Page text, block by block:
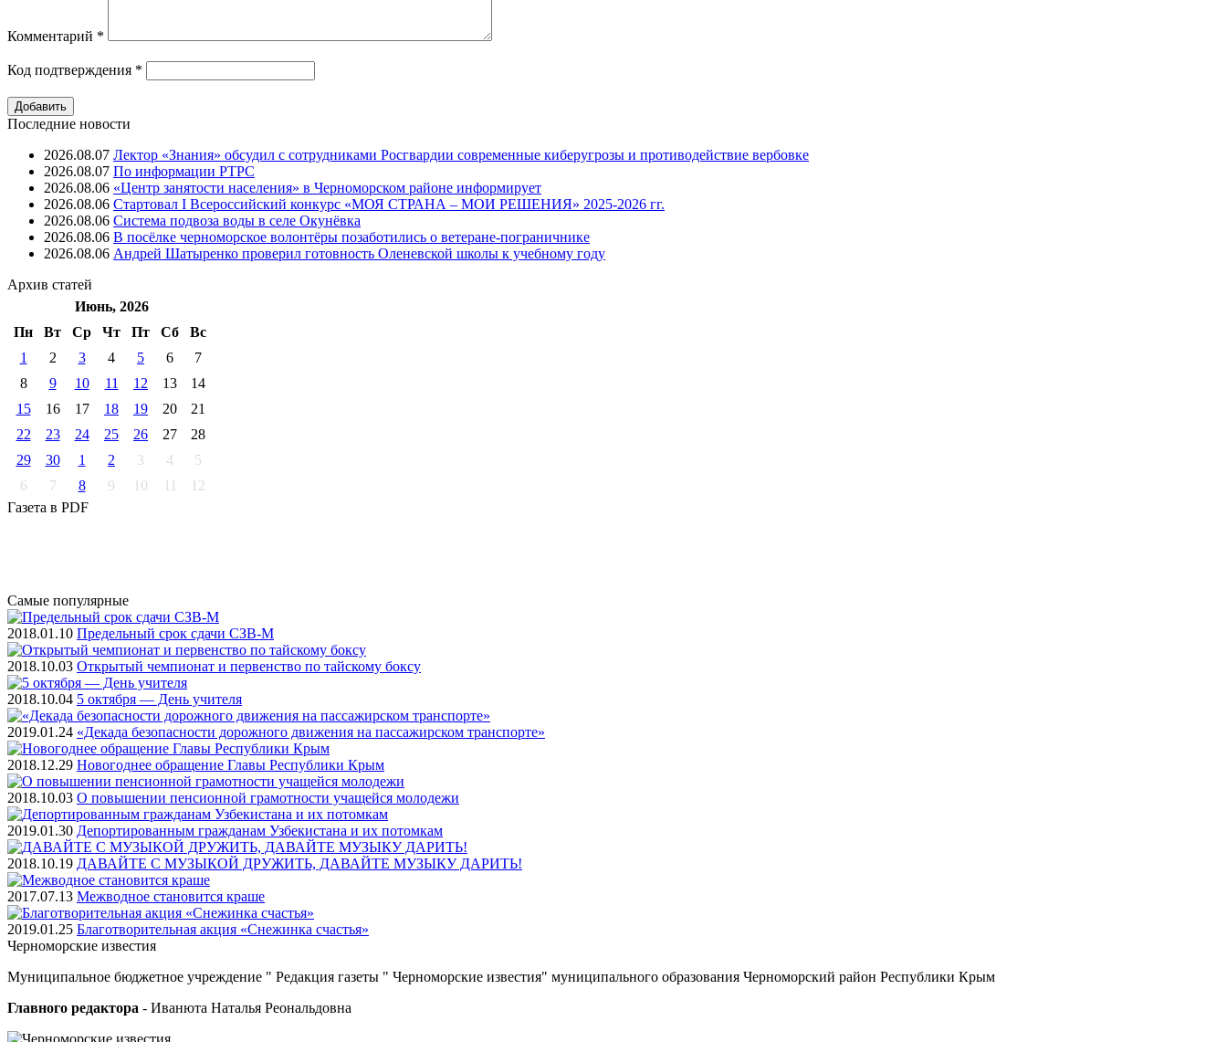
Комментарий *
Код подтверждения *
Последние новости
2026.08.07 Лектор «Знания» обсудил с сотрудниками Росгвардии современные киберугрозы и противодействие вербовке
2026.08.07 ⁠По информации РТРС
2026.08.06 «Центр занятости населения» в Черноморском районе информирует
2026.08.06 Стартовал I Всероссийский конкурс «МОЯ СТРАНА – МОИ РЕШЕНИЯ» 2025-2026 гг.
2026.08.06 Система подвоза воды в селе Окунёвка
2026.08.06 В посёлке черноморское волонтёры позаботились о ветеране-пограничнике
2026.08.06 Андрей Шатыренко проверил готовность Оленевской школы к учебному году
Архив статей
Июнь, 2026
Пн
Вт Ср Чт Пт Cб
Вс
1
2 3 4 5 6
7
8
9 10 11 12 13
14
15
16 17 18 19 20
21
22
23 24 25 26 27
28
29
30 1 2 3 4
5
6
7 8 9 10 11
12
Газета в PDF
Самые популярные
2018.01.10 Предельный срок сдачи СЗВ-М
2018.10.03 Открытый чемпионат и первенство по тайскому боксу
2018.10.04 5 октября — День учителя
2019.01.24 «Декада безопасности дорожного движения на пассажирском транспорте»
2018.12.29 Новогоднее обращение Главы Республики Крым
2018.10.03 О повышении пенсионной грамотности учащейся молодежи
2019.01.30 Депортированным гражданам Узбекистана и их потомкам
2018.10.19 ДАВАЙТЕ С МУЗЫКОЙ ДРУЖИТЬ, ДАВАЙТЕ МУЗЫКУ ДАРИТЬ!
2017.07.13 Межводное становится краше
2019.01.25 Благотворительная акция «Снежинка счастья»
Черноморские известия
Муниципальное бюджетное учреждение " Редакция газеты " Черноморские известия" муниципального образования Черноморский район Республики Крым
Главного редактора - Иванюта Наталья Реональдовна